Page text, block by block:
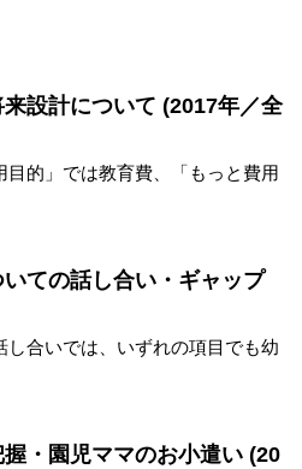
設計について (2017年／全
的」では教育費、「もっと費用
ての話し合い・ギャップ
合いでは、いずれの項目でも幼
・園児ママのお小遣い (20